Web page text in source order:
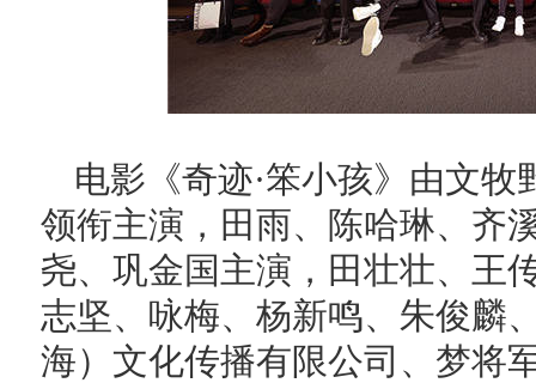
电影《奇迹·笨小孩》由文
领衔主演，田雨、陈哈琳、齐
尧、巩金国主演，田壮壮、王
志坚、咏梅、杨新鸣、朱俊麟
海）文化传播有限公司、梦将